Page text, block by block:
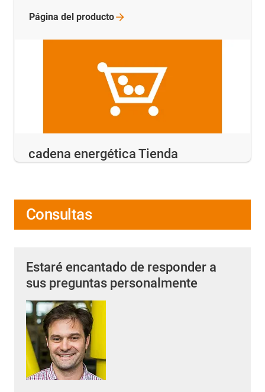
cadena energética Tienda
Página del producto
Consultas
Estaré encantado de responder a
sus preguntas personalmente